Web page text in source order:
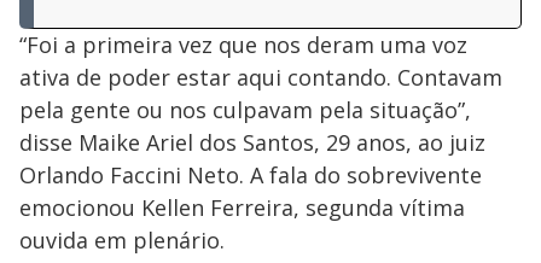
“Foi a primeira vez que nos deram uma voz
ativa de poder estar aqui contando. Contavam
pela gente ou nos culpavam pela situação”,
disse Maike Ariel dos Santos, 29 anos, ao juiz
Orlando Faccini Neto. A fala do sobrevivente
emocionou Kellen Ferreira, segunda vítima
ouvida em plenário.